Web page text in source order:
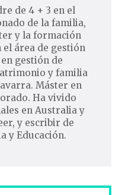
de 4 + 3 en el
de la familia,
y la formación
el área de gestión
gestión de
y familia
Máster en
Ha vivido
en Australia y
y escribir de
y Educación.